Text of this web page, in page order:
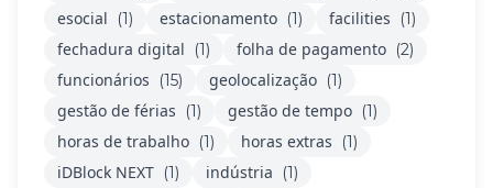
esocial (1) estacionamento (1) facilities (1)
fechadura digital (1) folha de pagamento (2)
funcionários (15) geolocalização (1)
gestão de férias (1) gestão de tempo (1)
horas de trabalho (1) horas extras (1)
iDBlock NEXT (1) indústria (1)